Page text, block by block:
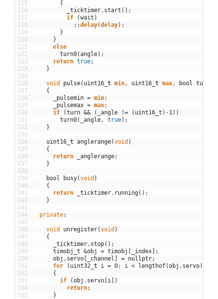
115
116
117
118
119
120
121
122
123
124
125
126
127
128
129
130
131
132
133
134
135
136
137
138
139
140
141
142
143
144
145
146
147
148
149
150
151
152
153
154
155
{
_ticktimer. start ( ) ;
if
(wait )
::delay(delay) ;
}
}
else
turn0(angle) ;
return true;
}
void pulse( uint16 t min, uint16 t max, bool turn
{
_pulsemin = min;
_pulsemax = max;
if
(turn && ( _angle != ( uint16_t ) -1) )
turn0( _angle, true) ;
}
uint16 t anglerange(void )
{
return
_anglerange;
}
bool busy(void )
{
return
_ticktimer. running( ) ;
}
private:
void unregister(void )
{
_ticktimer. stop( ) ;
timobj_t &obj = timobj _index
;
obj . servo _channel = nullptr;
for
( uint32 t i = 0; i < lengthof(obj . servo)
{
if
(obj . servo i
)
return;
}